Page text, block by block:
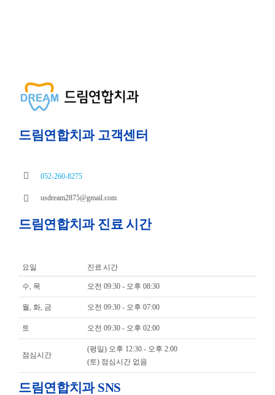
드림연합치과 고객센터
052-260-8275
usdream2875@gmail.com
드림연합치과 진료 시간
요일 진료 시간
수, 목 오전 09:30 - 오후 08:30
월, 화, 금 오전 09:30 - 오후 07:00
토 오전 09:30 - 오후 02:00
점심시간
(평일) 오후 12:30 - 오후 2:00
(토) 점심시간 없음
드림연합치과 SNS